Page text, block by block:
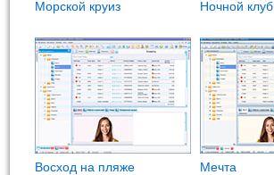
Морской круиз Ночной клуб
Восход на пляже Мечта